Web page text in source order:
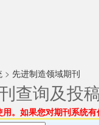
> 先进制造领域期刊
查询及投
。 如果您对期刊系统